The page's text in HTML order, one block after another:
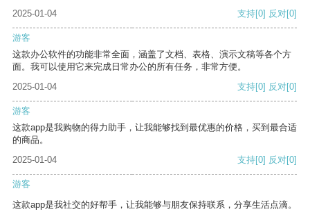
2025-01-04
支持[0] 反对[0]
游客
这款办公软件的功能非常全面，涵盖了文档、表格、演示文稿等各个方
面。我可以使用它来完成日常办公的所有任务，非常方便。
2025-01-04
支持[0] 反对[0]
游客
这款app是我购物的得力助手，让我能够找到最优惠的价格，买到最合适
的商品。
2025-01-04
支持[0] 反对[0]
游客
这款app是我社交的好帮手，让我能够与朋友保持联系，分享生活点滴。